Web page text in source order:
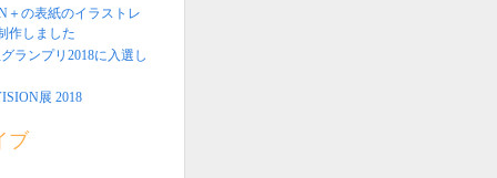
＋の表紙のイラストレ
作しました
ランプリ2018に入選し
展 2018
ブ